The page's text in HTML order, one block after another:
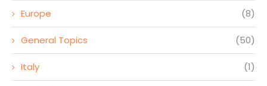
Europe (8)
General Topics (50)
Italy (1)